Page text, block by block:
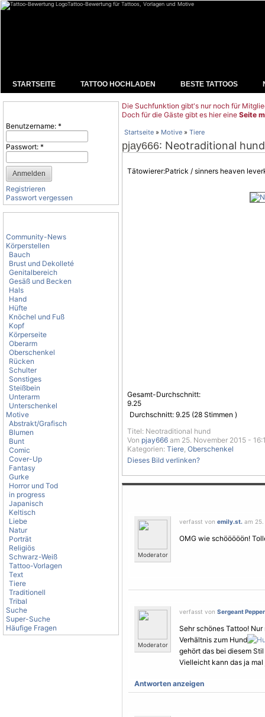
Tattoo-Bewertung für Tattoos, Vorlagen und Motive
STARTSEITE TATTOO HOCHLADEN BESTE TATTOOS
Benutzername: *
Passwort: *
Registrieren
Passwort vergessen
Community-News
Körperstellen
Bauch
Brust und Dekolleté
Genitalbereich
Gesäß und Becken
Hals
Hand
Hüfte
Knöchel und Fuß
Kopf
Körperseite
Oberarm
Oberschenkel
Rücken
Schulter
Sonstiges
Steißbein
Unterarm
Unterschenkel
Motive
Abstrakt/Grafisch
Blumen
Bunt
Comic
Cover-Up
Fantasy
Gurke
Horror und Tod
in progress
Japanisch
Keltisch
Liebe
Natur
Porträt
Religiös
Schwarz-Weiß
Tattoo-Vorlagen
Text
Tiere
Traditionell
Tribal
Suche
Super-Suche
Häufige Fragen
Die Suchfunktion gibt's nur noch für
Doch für die Gäste gibt es hier eine Seite
Startseite » Motive » Tiere
pjay666: Neotraditional hund
Tätowierer:Patrick / sinners heaven
Gesamt-Durchschnitt:
9.25
Durchschnitt: 9.25 (28 Stimmen )
Titel: Neotraditional hund
Von pjay666 am 25. November 2015 -
Kategorien: Tiere, Oberschenkel
Dieses Bild verlinken?
Moderator
verfasst von emily.st. am
OMG wie schööööön!
Moderator
verfasst von Sergeant Pepper
Sehr schönes Tattoo! Nur
Verhältnis zum Hund
gehört das bei diesem Stil
Vielleicht kann das ja
Antworten anzeigen